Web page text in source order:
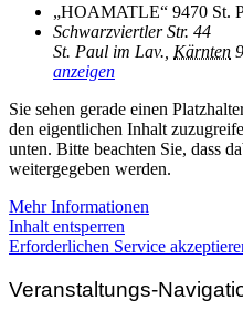
„HOAMATLE“ 9470 St.
Schwarzviertler Str. 44
St. Paul im Lav. Kärnten
anzeigen
Sie sehen gerade einen
den eigentlichen Inhalt
unten. Bitte beachten Sie, dass
weitergegeben werden.
Mehr Informationen
Inhalt entsperren
Erforderlichen Service
Veranstaltungs-